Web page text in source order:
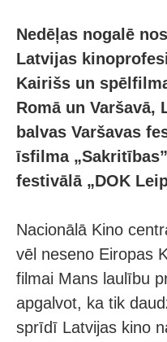
Nedēļas nogalē
Latvijas
Kairišs un
Romā un Varšavā,
balvas Varšavas
īsfilma
festivālā „DOK
Nacionālā Kino
vēl neseno Eiropas
filmai Mans laulību
apgalvot, ka tik
sprīdī Latvijas kino